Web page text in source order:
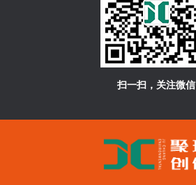
扫一扫，关注微信